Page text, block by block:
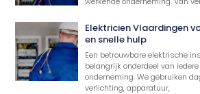
Elektricien Vlaardingen
en snelle hulp
Een betrouwbare elektrische
belangrijk onderdeel van
onderneming. We gebruiken
verlichting, apparatuur,